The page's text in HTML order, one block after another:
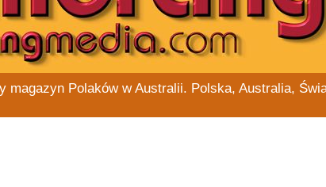
magazyn Polaków w Australii. Polska, Australia,